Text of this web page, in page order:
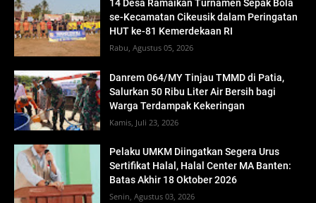
14 Desa Ramaikan Turnamen Sepak Bola
se-Kecamatan Cikeusik dalam Peringatan
HUT ke-81 Kemerdekaan RI
Rabu, Agustus 05, 2026
Danrem 064/MY Tinjau TMMD di Patia,
Salurkan 50 Ribu Liter Air Bersih bagi
Warga Terdampak Kekeringan
Kamis, Juli 23, 2026
Pelaku UMKM Diingatkan Segera Urus
Sertifikat Halal, Halal Center MA Banten:
Batas Akhir 18 Oktober 2026
Senin, Agustus 03, 2026